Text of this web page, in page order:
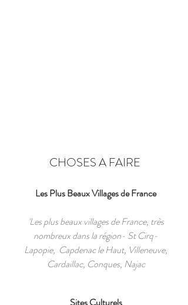
CHOSES A FAIRE
Les Plus Beaux Villages de France
'Les plus beaux villages de France, très
nombreux dans la région- St Cirq-
Lapopie, Capdenac le Haut, Villeneuve,
Cardaillac, Conques, Najac